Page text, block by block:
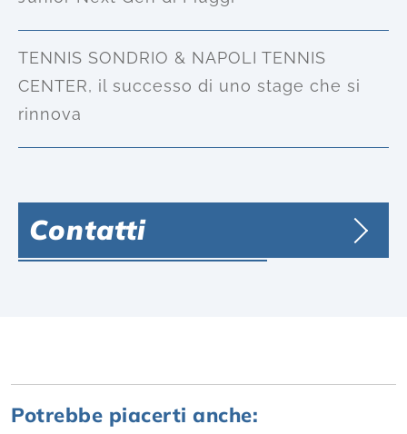
TENNIS SONDRIO & NAPOLI TENNIS
CENTER, il successo di uno stage che si
rinnova
Contatti
Potrebbe piacerti anche: